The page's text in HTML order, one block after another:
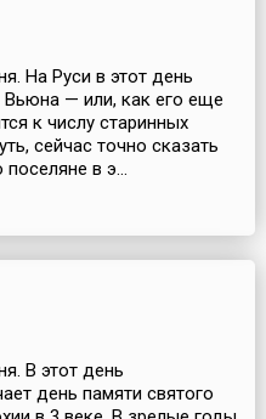
На Руси в этот день
Вьюна — или, как его еще
к числу старинных
сейчас точно сказать
в э...
В этот день
день памяти святого